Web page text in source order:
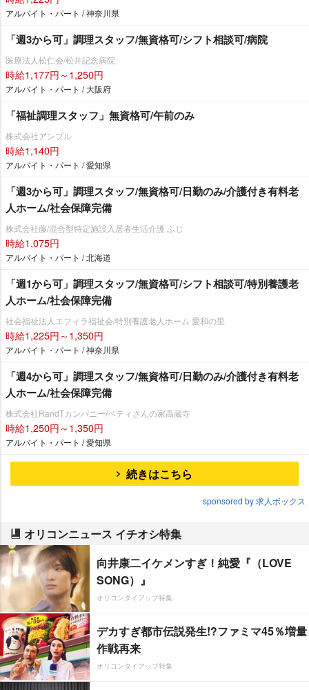
アルバイト・パート / 神奈川県
「週3から可」調理スタッフ/無資格可/シフト相談可/病院
医療法人松仁会/松井記念病院
時給1,177円～1,250円
アルバイト・パート / 大阪府
「福祉調理スタッフ」無資格可/午前のみ
株式会社アンプル
時給1,140円
アルバイト・パート / 愛知県
「週3から可」調理スタッフ/無資格可/日勤のみ/介護付き有料老
人ホーム/社会保障完備
株式会社藤/混合型特定施設入居者生活介護 ふじ
時給1,075円
アルバイト・パート / 北海道
「週1から可」調理スタッフ/無資格可/シフト相談可/特別養護老
人ホーム/社会保障完備
社会福祉法人エフィラ福祉会/特別養護老人ホーム 愛和の里
時給1,225円～1,350円
アルバイト・パート / 神奈川県
「週4から可」調理スタッフ/無資格可/日勤のみ/介護付き有料老
人ホーム/社会保障完備
株式会社RandTカンパニー/ベティさんの家高蔵寺
時給1,250円～1,350円
アルバイト・パート / 愛知県
続きはこちら
sponsored by 求人ボックス
オリコンニュース イチオシ特集
向井康二イケメンすぎ！純愛『（LOVE
SONG）』
オリコンタイアップ特集
デカすぎ都市伝説発生!?ファミマ45％増量
作戦再来
オリコンタイアップ特集